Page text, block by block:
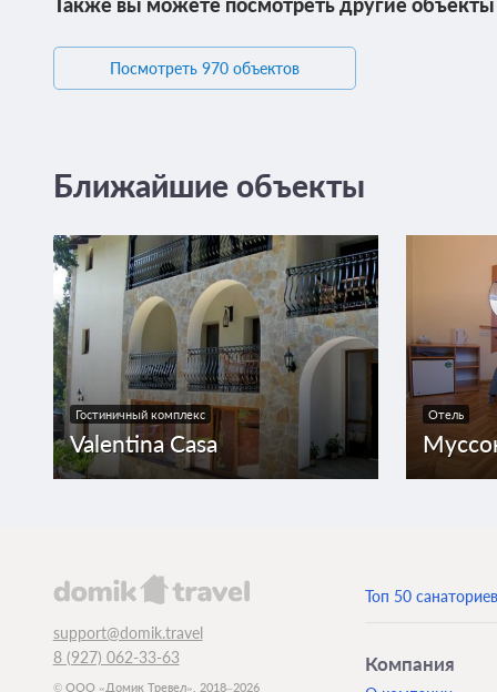
Также вы можете посмотреть другие
Посмотреть 970 объектов
Ближайшие объекты
Гостиничный комплекс
Valentina Casa
Отель
support@domik.travel
8 (927) 062-33-63
© ООО «Домик Тревел», 2018–2026
Топ 50 санаториев
Компания